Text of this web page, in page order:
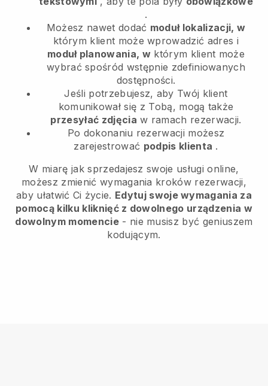
.
Możesz nawet dodać moduł lokalizacji, w
którym klient może wprowadzić adres i
moduł planowania, w którym klient może
wybrać spośród wstępnie zdefiniowanych
dostępności.
Jeśli potrzebujesz, aby Twój klient
komunikował się z Tobą, mogą także
przesyłać zdjęcia w ramach rezerwacji.
Po dokonaniu rezerwacji możesz
zarejestrować podpis klienta .
W miarę jak sprzedajesz swoje usługi online,
możesz zmienić wymagania kroków rezerwacji,
aby ułatwić Ci życie. Edytuj swoje wymagania za
pomocą kilku kliknięć z dowolnego urządzenia w
dowolnym momencie- nie musisz być geniuszem
kodującym.